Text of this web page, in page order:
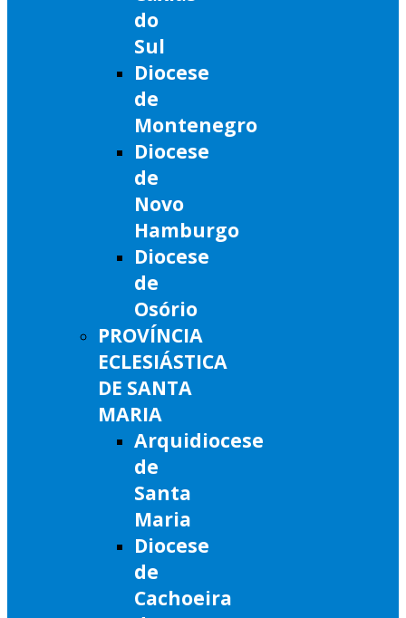
do
Sul
Diocese
de
Montenegro
Diocese
de
Novo
Hamburgo
Diocese
de
Osório
PROVÍNCIA
ECLESIÁSTICA
DE SANTA
MARIA
Arquidiocese
de
Santa
Maria
Diocese
de
Cachoeira